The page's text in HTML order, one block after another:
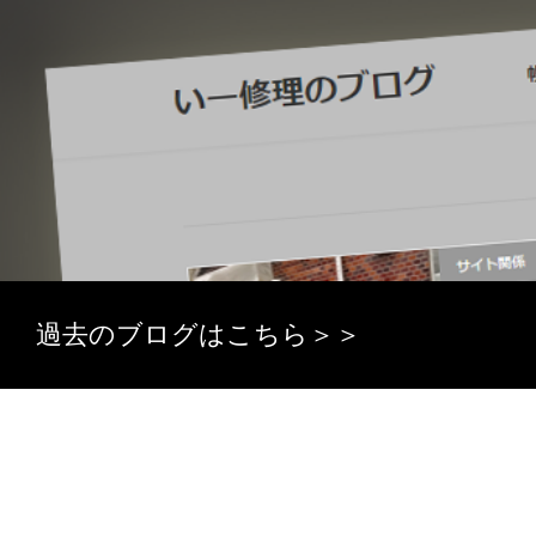
過去のブログはこちら＞＞